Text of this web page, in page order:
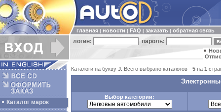
главная новости FAQ заказать обратная связь
логин: пароль:
Каталог марок
Каталоги на букву J . Всего выбрано каталогов - 5 на 1
Выбор категории: